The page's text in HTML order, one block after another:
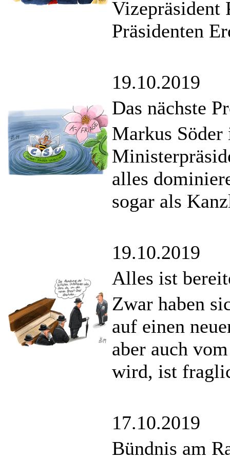
Vizepräsident
Präsidenten
19.10.2019
Das nächste
Markus Söder
alles
sogar als
19.10.2019
Alles ist
Zwar haben
auf einen
aber auch
wird, ist
17.10.2019
Bündnis am